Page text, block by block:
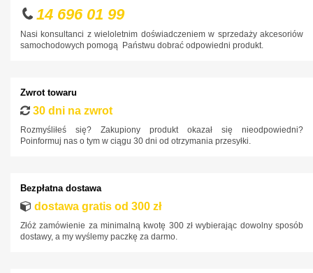
14 696 01 99
Nasi konsultanci z wieloletnim doświadczeniem w sprzedaży akcesoriów
samochodowych pomogą Państwu dobrać odpowiedni produkt.
Zwrot towaru
30 dni na zwrot
Rozmyśliłeś się? Zakupiony produkt okazał się nieodpowiedni?
Poinformuj nas o tym w ciągu 30 dni od otrzymania przesyłki.
Bezpłatna dostawa
dostawa gratis od 300 zł
Złóż zamówienie za minimalną kwotę 300 zł wybierając dowolny sposób
dostawy, a my wyślemy paczkę za darmo.